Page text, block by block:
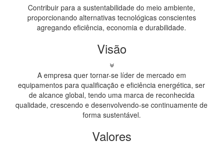
Contribuir para a sustentabilidade do meio ambiente,
proporcionando alternativas tecnológicas conscientes
agregando eficiência, economia e durabilidade.
Visão
A empresa quer tornar-se líder de mercado em
equipamentos para qualificação e eficiência energética, ser
de alcance global, tendo uma marca de reconhecida
qualidade, crescendo e desenvolvendo-se continuamente de
forma sustentável.
Valores